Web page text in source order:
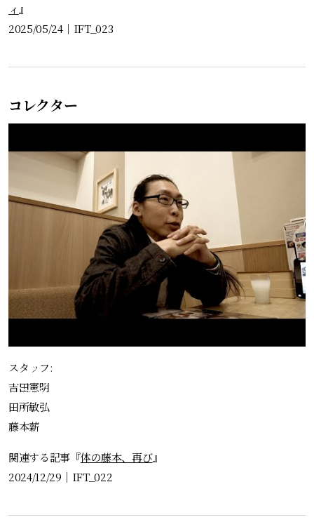
ィ 』
2025/05/24｜ IFT_023
コレクター
スタッフ:
吉田憲明
田所敏弘
藤本薪
関連する記事『体の藤本、再び』
2024/12/29 ｜ IFT_022